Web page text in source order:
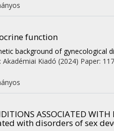
function
background of gynecological
Akadémiai Kiadó (2024) Paper:
ASSOCIATED
with disorders of sex